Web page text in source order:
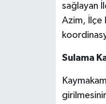
sağlayan
Azim, İlçe
Sulama